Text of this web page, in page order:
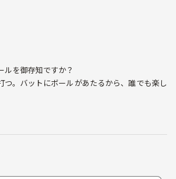
ルを御存知ですか？
つ。バットにボールがあたるから、誰でも楽し
ーピッチゲームを楽しんでいます。
ーではないですが、ぜひ一緒に楽しみません
も、高齢の方でも楽しめます。